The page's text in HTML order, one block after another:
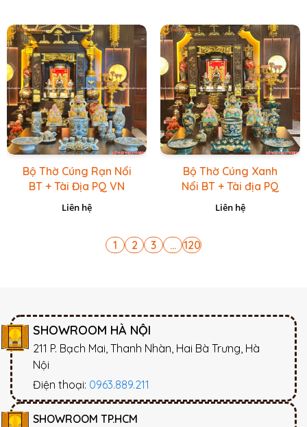
Bộ Thờ Cúng Rạn Nổi
BT + Tài Địa PQ VN
Vàng Caro
Liên hệ
Bộ Thờ Cúng Xanh
Nổi BT + Tài địa PQ
VN Xanh Lục
Liên hệ
1 2 3 ... 120
SHOWROOM HÀ NỘI
211 P. Bạch Mai, Thanh Nhàn, Hai Bà Trưng, Hà
Nội
Điện thoại: 0963.889.211
SHOWROOM TP.HCM